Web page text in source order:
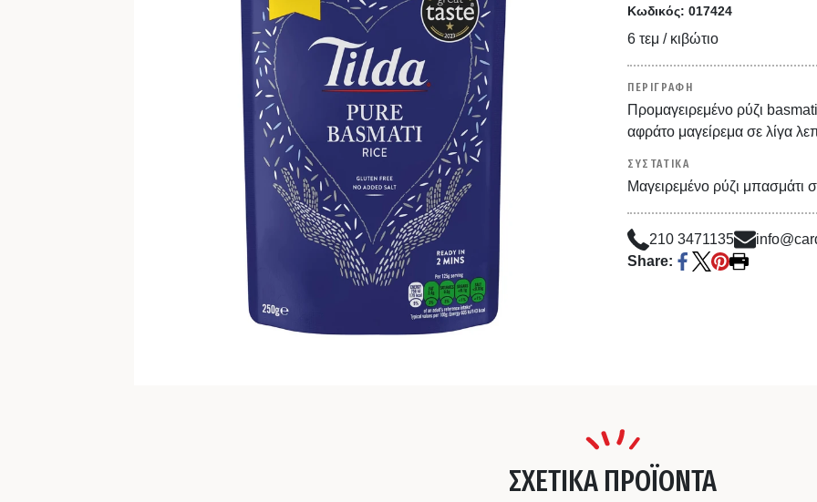
Κωδικός: 017424
6 τεμ / κιβώτιο
ΠΕΡΙΓΡΑΦΗ
Προμαγειρεμένο ρύζι
αφράτο μαγείρεμα σε λίγα
ΣΥΣΤΑΤΙΚΑ
Μαγειρεμένο ρύζι μπασμάτι
210 3471135
Share:
ΣΧΕΤΙΚΑ ΠΡΟΪΟΝΤΑ